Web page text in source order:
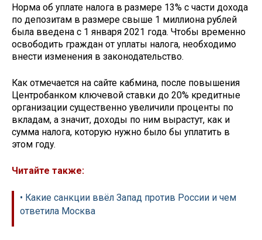
Норма об уплате налога в размере 13% с части дохода
по депозитам в размере свыше 1 миллиона рублей
была введена с 1 января 2021 года. Чтобы временно
освободить граждан от уплаты налога, необходимо
внести изменения в законодательство.
Как отмечается на сайте кабмина, после повышения
Центробанком ключевой ставки до 20% кредитные
организации существенно увеличили проценты по
вкладам, а значит, доходы по ним вырастут, как и
сумма налога, которую нужно было бы уплатить в
этом году.
Читайте также:
• Какие санкции ввёл Запад против России и чем
ответила Москва